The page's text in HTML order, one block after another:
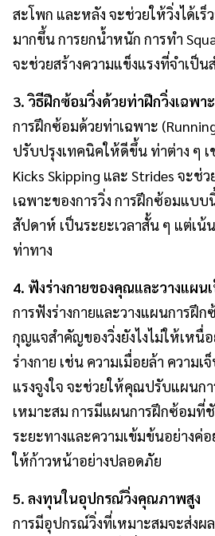
สะโพก และหลัง จะช่วยให้วิ่งได้เ
มากขึ้น การยกน้ำหนัก การทำ
จะช่วยสร้างความแข็งแรงที่จำเป็น
3. วิธีฝึกซ้อมวิ่งด้วยท่าฝึกวิ่งเฉพาะ
การฝึกซ้อมด้วยท่าเฉพาะ
ปรับปรุงเทคนิคให้ดีขึ้น ท่าต่าง ๆ เ
Kicks Skipping และ Strides จะช่
เฉพาะของการวิ่ง การฝึกซ้อมแบบ
สัปดาห์ เป็นระยะเวลาสั้น ๆ แต่เน้
ท่าทาง
4. ฟังร่างกายของคุณและวางแผ
การฟังร่างกายและวางแผนการฝึ
กุญแจสำคัญของวิ่งยังไงไม่ให้เหนื่
ร่างกาย เช่น ความเมื่อยล้า ความ
แรงจูงใจ จะช่วยให้คุณปรับแผนก
เหมาะสม การมีแผนการฝึกซ้อมที่ชั
ระยะทางและความเข้มข้นอย่างค่
ให้ก้าวหน้าอย่างปลอดภัย
5. ลงทุนในอุปกรณ์วิ่งคุณภาพสูง
การมีอุปกรณ์วิ่งที่เหมาะสมจะส่งผ